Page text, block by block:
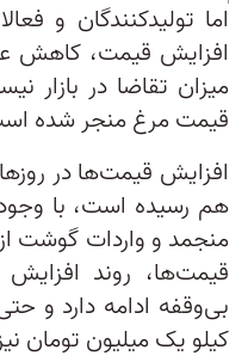
اما تولیدکنندگان و
افزایش قیمت، کاهش
میزان تقاضا در بازار
قیمت مرغ منجر شده
افزایش قیمت‌ها در
هم رسیده است، با
منجمد و واردات گوشت
قیمت‌ها، روند
بی‌وقفه ادامه دارد و
کیلو یک میلیون تومان